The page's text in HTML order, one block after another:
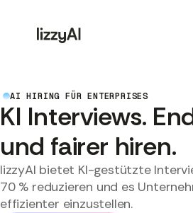
AI HIRING FÜR ENTERPRISES
KI Interviews.
und fairer hiren.
lizzyAI bietet KI-gestützte
70 % reduzieren und es
effizienter einzustellen.